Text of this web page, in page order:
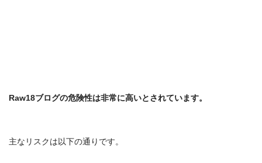
Raw18ブログの危険性は非常に高いとされています。
主なリスクは以下の通りです。